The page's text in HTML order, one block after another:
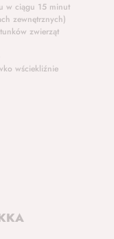
w ciągu 15 minut
zewnętrznych)
zwierząt
wściekliźnie